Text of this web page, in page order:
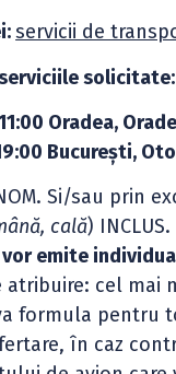
servicii de
Oradea,
Bucureşti,
Si/sau prin
cală) INCLUS.
emite
cel mai
pentru
în caz